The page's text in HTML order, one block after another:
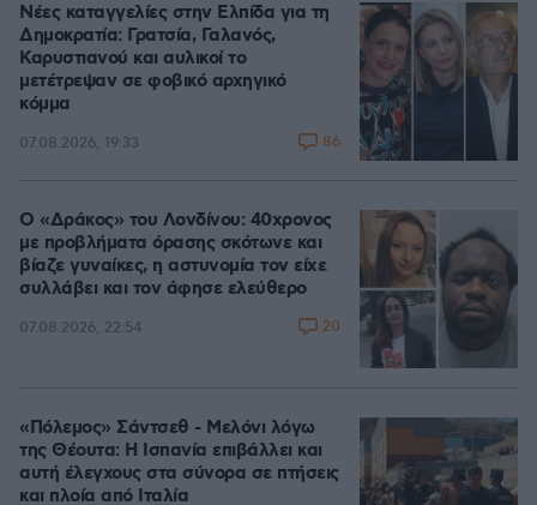
Νέες καταγγελίες στην Ελπίδα για τη
Δημοκρατία: Γρατσία, Γαλανός,
Καρυστιανού και αυλικοί το
μετέτρεψαν σε φοβικό αρχηγικό
κόμμα
07.08.2026, 19:33 86
Ο «Δράκος» του Λονδίνου: 40χρονος
με προβλήματα όρασης σκότωνε και
βίαζε γυναίκες, η αστυνομία τον είχε
συλλάβει και τον άφησε ελεύθερο
07.08.2026, 22:54 20
«Πόλεμος» Σάντσεθ - Μελόνι λόγω
της Θέουτα: Η Ισπανία επιβάλλει και
αυτή έλεγχους στα σύνορα σε πτήσεις
και πλοία από Ιταλία